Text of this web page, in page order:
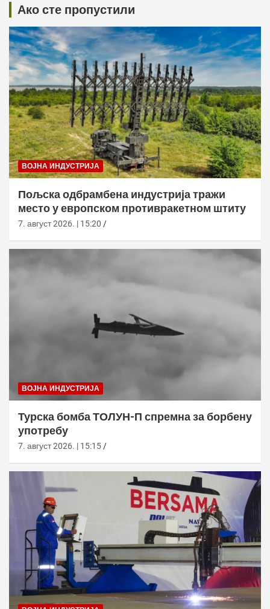
Ако сте пропустили
ВОЈНА ИНДУСТРИЈА
Пољска одбрамбена индустрија тражи
место у европском противракетном штиту
7. август 2026. | 15:20
ВОЈНА ИНДУСТРИЈА
Турска бомба ТОЛУН-П спремна за борбену
употребу
7. август 2026. | 15:15